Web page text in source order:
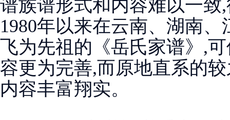
谱族谱形式和内容难以一
1980年以来在云南、湖南
飞为先祖的《岳氏家谱》,
容更为完善,而原地直系的
内容丰富翔实。